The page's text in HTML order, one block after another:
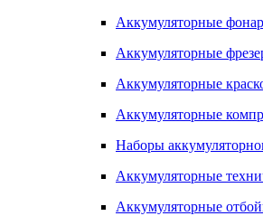
Аккумуляторные
Аккумуляторные
Аккумуляторные
Аккумуляторные
Наборы
Аккумуляторные
Аккумуляторные